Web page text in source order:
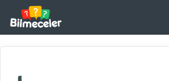
İçeriğe
atla